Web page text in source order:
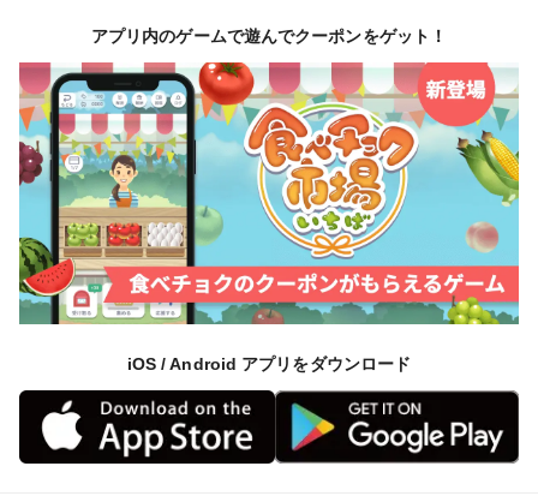
アプリ内のゲームで遊んでクーポンをゲット！
iOS / Android アプリをダウンロード